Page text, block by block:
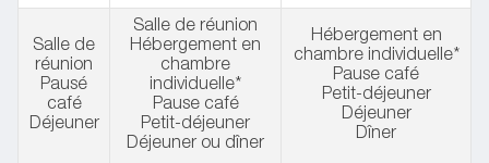
Salle de
réunion
Pausé
café
Déjeuner
Salle de réunion
Hébergement en
chambre
individuelle*
Pause café
Petit-déjeuner
Déjeuner ou dîner
Hébergement en
chambre individuelle*
Pause café
Petit-déjeuner
Déjeuner
Dîner